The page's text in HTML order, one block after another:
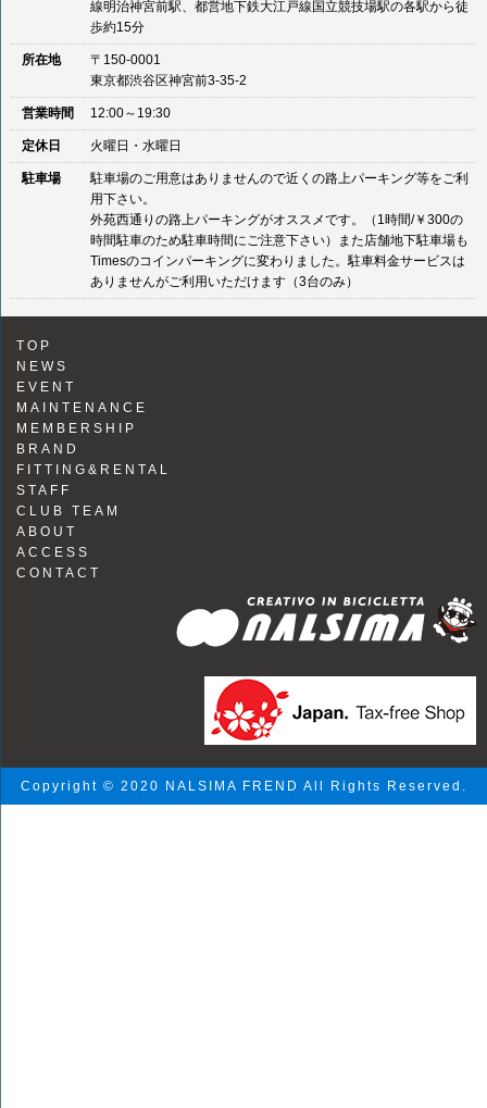
線明治神宮前駅、都営地下鉄大江戸線国立競技場駅の各駅から徒
歩約15分
所在地
〒150-0001
東京都渋谷区神宮前3-35-2
営業時間 12:00～19:30
定休日 火曜日・水曜日
駐車場
駐車場のご用意はありませんので近くの路上パーキング等をご利
用下さい。
外苑西通りの路上パーキングがオススメです。（1時間/￥300の
時間駐車のため駐車時間にご注意下さい）また店舗地下駐車場も
Timesのコインパーキングに変わりました。駐車料金サービスは
ありませんがご利用いただけます（3台のみ）
TOP
NEWS
EVENT
MAINTENANCE
MEMBERSHIP
BRAND
FITTING&RENTAL
STAFF
CLUB TEAM
ABOUT
ACCESS
CONTACT
Copyright © 2020 NALSIMA FREND All Rights Reserved.